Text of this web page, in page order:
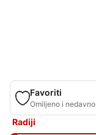
Favoriti
Omiljeno i nedavno
Radiji